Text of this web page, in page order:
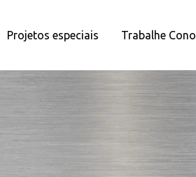
Projetos especiais Trabalhe